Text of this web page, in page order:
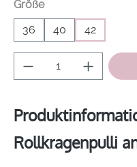
Größeauswählen
36
40 42
Produkt Anzahl:
Rollkragenpulli